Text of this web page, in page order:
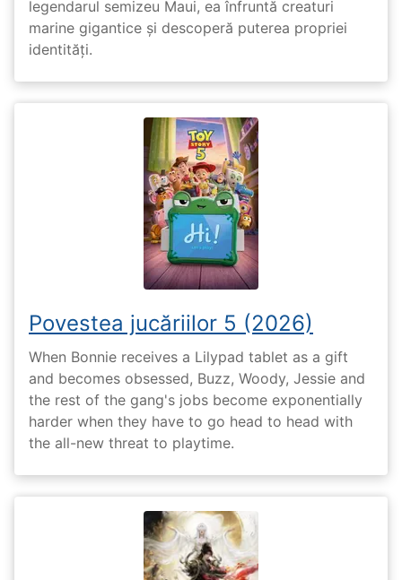
legendarul semizeu Maui, ea înfruntă creaturi
marine gigantice și descoperă puterea propriei
identități.
Povestea jucăriilor 5 (2026)
When Bonnie receives a Lilypad tablet as a gift
and becomes obsessed, Buzz, Woody, Jessie and
the rest of the gang's jobs become exponentially
harder when they have to go head to head with
the all-new threat to playtime.